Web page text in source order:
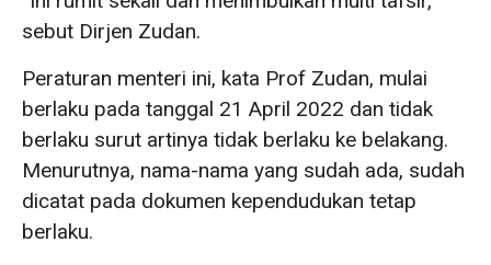
sebut Dirjen Zudan.
Peraturan menteri ini, kata Prof Zudan, mulai
berlaku pada tanggal 21 April 2022 dan tidak
berlaku surut artinya tidak berlaku ke belakang.
Menurutnya, nama-nama yang sudah ada, sudah
dicatat pada dokumen kependudukan tetap
berlaku.